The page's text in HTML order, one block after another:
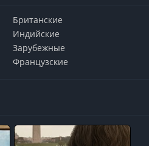
Британские
Индийские
Зарубежные
Французские